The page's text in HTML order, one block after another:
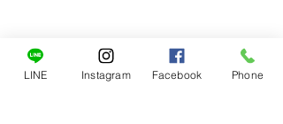
LINE Instagram Facebook Phone